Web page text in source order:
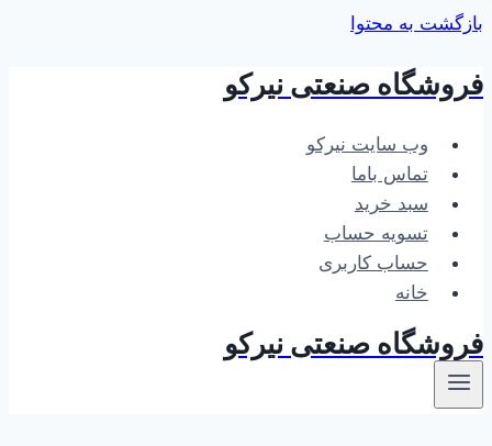
بازگشت به محتوا
فروشگاه صنعتی نیرکو
وب سایت نیرکو
تماس باما
سبد خرید
تسویه حساب
حساب کاربری
خانه
فروشگاه صنعتی نیرکو